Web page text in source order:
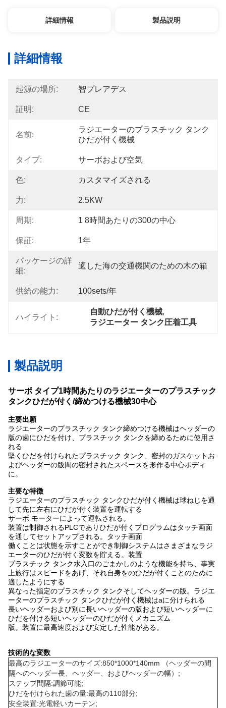
詳細情報 製品説明
詳細情報
起源の場所: 智プレアデス
証明: CE
名前:
ラジエーターのプラスチック タンク
ひだが付く機械
タイプ: サーボおよび空気
色: カスタマイズされる
力: 2.5KW
周期: 1 8時間あたりの300の中心
保証: 1年
パッケージの詳
細:
適した海の交通機関のための木の箱
供給の能力: 100sets/年
ハイライト:
自動ひだが付く機械,
ラジエーター タンク圧着工具
製品説明
サーボ タイプ1時間あたりのラジエーターのプラスチック
タンクひだが付く/締めつける機械30中心
主要出願
ラジエーターのプラスチック タンク締めつける機械はヘッダーの
版の歯にひだを付け、プラスチック タンクを締めるために使用さ
れる
堅くひだを付けられたプラスチック タンク、密封のガスケットお
よびヘッダーの版間の密封されたスペースを形作る中心ボディ
に。
主要な特徴
ラジエーターのプラスチック タンクひだが付く機械は球ねじを通
して先に左右にひだが付く装置を運転する
サーボ モーターによって運転される。
装置は制御されるPLCでありひだが付くプログラムはタッチ画面
を通してセットアップされる。タッチ画面
働くことは状態を示すことができ制御システムはさまざまなラジ
エーターのひだが付く変数を貯える。装置
プラスチック タンク水入口のごまかしのような機能を持ち、事実
上旅行はスピードをあげ、それ自身をのひだが付くことのために
適したようにする
異なった指定のプラスチック タンクそしてヘッダーの版。ラジエ
ーターのプラスチック タンクひだが付く機械はaに分けられる
長いヘッダーおよび別に長いヘッダーの版および短いヘッダーに
ひだを付ける短いヘッダーのひだが付くメカニズム
版。装置に最高速度および安定した性能がある。
技術的な変数
最高のラジエーターのサイズ:850*1000*140mm （ヘッダーの間
隔へのヘッダー長、ヘッダー、およびヘッダーの幅）;
ステップ間隔:調節可能;
ひだを付けられた歯の量:最高の110部分;
安全装置:光電軽いカーテン;